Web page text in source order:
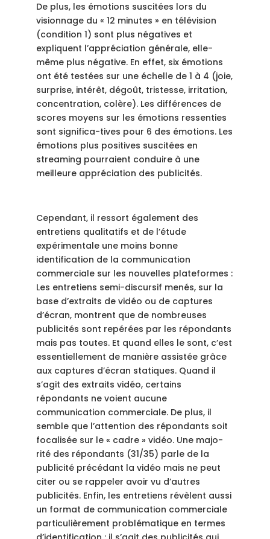
De plus, les émotions suscitées lors du
visionnage du « 12 minutes » en télévision
(condition 1) sont plus négatives et
expliquent l’appréciation générale, elle-
même plus négative. En effet, six émotions
ont été testées sur une échelle de 1 à 4 (joie,
surprise, intérêt, dégoût, tristesse, irritation,
concentration, colère). Les différences de
scores moyens sur les émotions ressenties
sont significa-tives pour 6 des émotions. Les
émotions plus positives suscitées en
streaming pourraient conduire à une
meilleure appréciation des publicités.
Cependant, il ressort également des
entretiens qualitatifs et de l’étude
expérimentale une moins bonne
identification de la communication
commerciale sur les nouvelles plateformes :
Les entretiens semi-discursif menés, sur la
base d’extraits de vidéo ou de captures
d’écran, montrent que de nombreuses
publicités sont repérées par les répondants
mais pas toutes. Et quand elles le sont, c’est
essentiellement de manière assistée grâce
aux captures d’écran statiques. Quand il
s’agit des extraits vidéo, certains
répondants ne voient aucune
communication commerciale. De plus, il
semble que l’attention des répondants soit
focalisée sur le « cadre » vidéo. Une majo-
rité des répondants (31/35) parle de la
publicité précédant la vidéo mais ne peut
citer ou se rappeler avoir vu d’autres
publicités. Enfin, les entretiens révèlent aussi
un format de communication commerciale
particulièrement problématique en termes